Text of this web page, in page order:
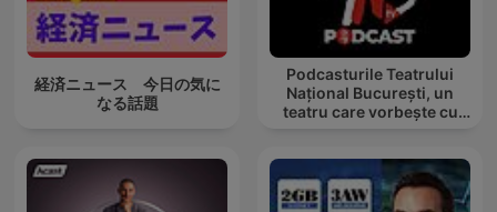
経済ニュース 今日の気に
なる話題
Podcasturile Teatrului
Național București, un
teatru care vorbește cu